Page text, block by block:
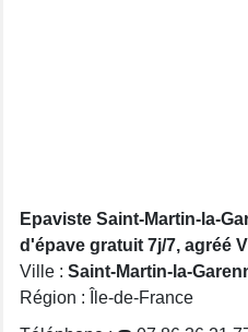
Epaviste Saint-Martin-la-
d'épave gratuit 7j/7, agréé
Ville : Saint-Martin-la-
Région : Île-de-France